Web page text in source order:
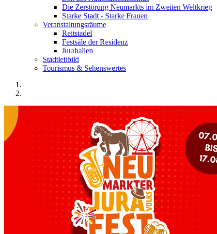
Die Zerstörung Neumarkts im Zweiten Weltkrieg
Starke Stadt - Starke Frauen
Veranstaltungsräume
Reitstadel
Festsäle der Residenz
Jurahallen
Stadtleitbild
Tourismus & Sehenswertes